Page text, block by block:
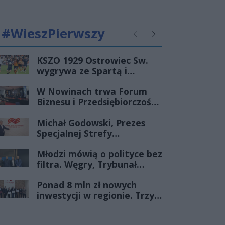
#WieszPierwszy PoprzednieNastępne
KSZO 1929 Ostrowiec Sw.
wygrywa ze Spartą i
barażach o 2 ligę
W Nowinach trwa Forum
Biznesu i Przedsiębiorczości-
Michał Godowski, Prezes
Specjalnej Strefy
„Starachowice”, gościem
Porannej Rozmowy Radia
Młodzi mówią o polityce bez
filtra. Węgry, Trybunał
młode pokolenie naprawdę
zmienia zasady gry
Ponad 8 mln zł nowych
inwestycji w regionie. Trzy